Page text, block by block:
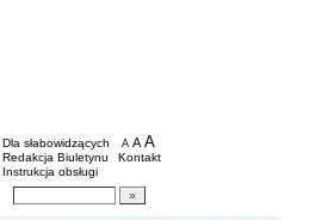
Biuletyn Informacji
Menu dodatkowe
Dla słabowidzących A pomniejsz czcionkę
A standardowy rozmiar czcionki
A
Redakcja Biuletynu
Kontakt
Instrukcja obsługi
Wyszukiwarka artykułów